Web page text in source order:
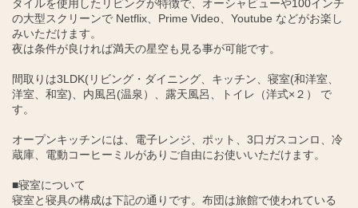
タイルを使用したリビングが特徴で、オーシャビューや100インチ
の大型スクリーンで Netflix、Prime Video、Youtube などがお楽し
みいただけます。
夜は条件が良ければ満天の星空も見る事が可能です。
間取りは3LDK(リビング・ダイニング、キッチン、寝室(和洋室、
洋室、和室)、内風呂(温泉）、露天風呂、トイレ（洋式×２） で
す。
オープンキッチンには、電子レンジ、ポット、3口ガスコンロ、冷
蔵庫、電動コーヒーミルがありご自由にお使いいただけます。
■寝室について
寝室と寝具の構成は下記の通りです。布団は旅館で使われている